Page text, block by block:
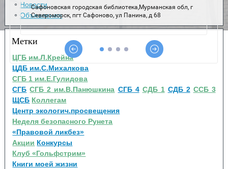
Новости
Объявления
Метки
ЦГБ им.Л.Крейна
ЦДБ им.С.Михалкова
СГБ 1 им.Е.Гулидова
СГБ СГБ 2 им.В.Панюшкина СГБ 4 СДБ 1 СДБ 2 ССБ 3
ЩСБ Коллегам
Центр экологич.просвещения
Неделя безопасного Рунета
«Правовой ликбез»
Акции Конкурсы
Клуб «Гольфстрим»
Книги моей жизни